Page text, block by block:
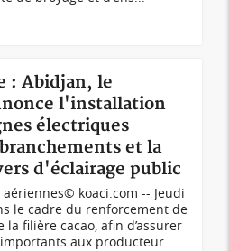
: Abidjan, le
l'installation
électriques
et la
d'éclairage public
koaci.com -- Jeudi
le cadre du renforcement de
la filière cacao, afin d’assurer
aux producteur...